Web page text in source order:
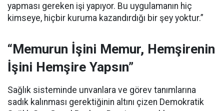
yapması gereken işi yapıyor. Bu uygulamanın hiç
kimseye, hiçbir kuruma kazandırdığı bir şey yoktur.”
“Memurun İşini Memur, Hemşirenin
İşini Hemşire Yapsın”
Sağlık sisteminde unvanlara ve görev tanımlarına
sadık kalınması gerektiğinin altını çizen Demokratik